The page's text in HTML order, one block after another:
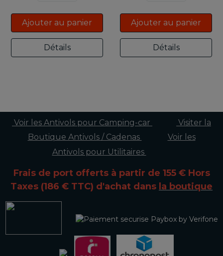
Ajouter au panier
Détails
Ajouter au panier
Détails
Voir les Antivols pour Camping-car
Visiter la
Boutique Antivols / Cadenas
Voir les
Antivols pour Utilitaires
Frais de port offerts à partir de 155 € Hors
Taxes (186 € TTC) d'achat dans la boutique